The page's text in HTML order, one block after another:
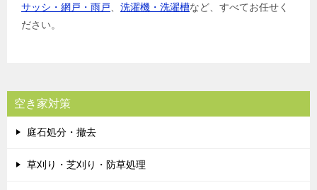
サッシ・網戸・雨戸
洗濯機・洗濯槽など、すべてお任せく
ださい。
空き家対策
庭石処分・撤去
草刈り・芝刈り・防草処理